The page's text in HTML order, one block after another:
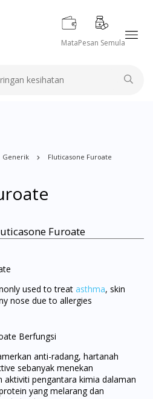
MataPesan Semula
Generik Fluticasone Furoate
Furoate
used to treat asthma, skin
nose due to allergies
Berfungsi
anti-radang, hartanah
sebanyak menekan
aktiviti pengantara kimia dalaman
yang melarang dan